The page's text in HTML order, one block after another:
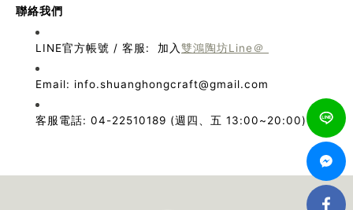
聯絡我們
LINE官方帳號 / 客服: 加入 雙鴻陶坊Line＠
Email: info.shuanghongcraft@gmail.com
客服電話: 04-22510189 (週四、五 13:00~20:00)